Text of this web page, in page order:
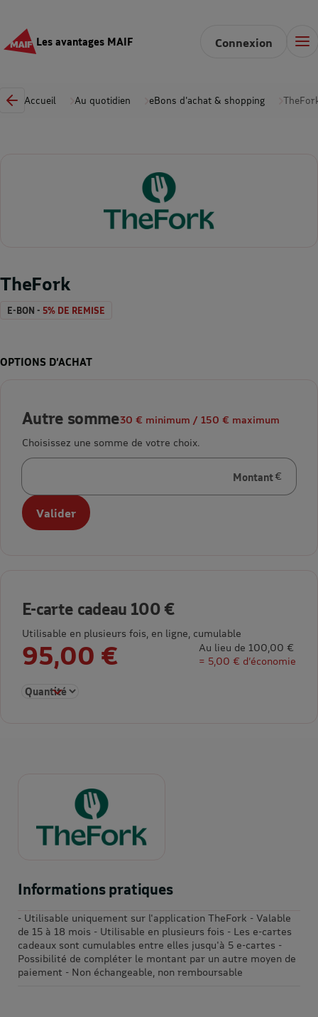
Les avantages MAIF Connexion
Accueil Au quotidien eBons d'achat & shopping
TheFork
E-BON - 5% DE REMISE
OPTIONS D’ACHAT
Autre somme30 € minimum / 150 € maximum
Choisissez une somme de votre choix.
Montant
en euros
Valider
E-carte cadeau 100 €
Utilisable en plusieurs fois, en ligne, cumulable
95,00 €
Au lieu de 100,00 €
= 5,00 € d’économie
Sélectionner la quantité pour E-carte cadeau 100 €
Informations pratiques
- Utilisable uniquement sur l'application TheFork - Valable
de 15 à 18 mois - Utilisable en plusieurs fois - Les e-cartes
cadeaux sont cumulables entre elles jusqu'à 5 e-cartes -
Possibilité de compléter le montant par un autre moyen de
paiement - Non échangeable, non remboursable